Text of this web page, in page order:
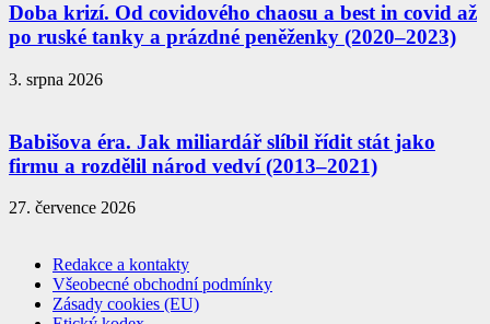
Doba krizí. Od covidového chaosu a best in covid až
po ruské tanky a prázdné peněženky (2020–2023)
3. srpna 2026
Babišova éra. Jak miliardář slíbil řídit stát jako
firmu a rozdělil národ vedví (2013–2021)
27. července 2026
Redakce a kontakty
Všeobecné obchodní podmínky
Zásady cookies (EU)